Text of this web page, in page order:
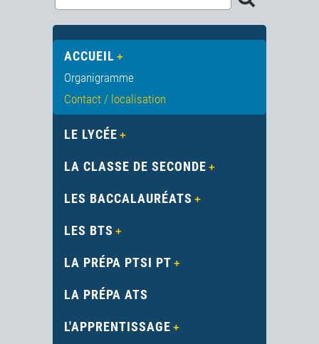
ACCUEIL
Organigramme
Contact / localisation
LE LYCÉE
LA CLASSE DE SECONDE
LES BACCALAURÉATS
LES BTS
LA PRÉPA PTSI PT
LA PRÉPA ATS
L'APPRENTISSAGE